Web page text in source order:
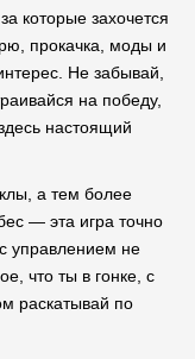
которые захочется
прокачка, моды и
Не забывай,
на победу,
настоящий
а тем более
— эта игра точно
управлением не
что ты в гонке, с
раскатывай по